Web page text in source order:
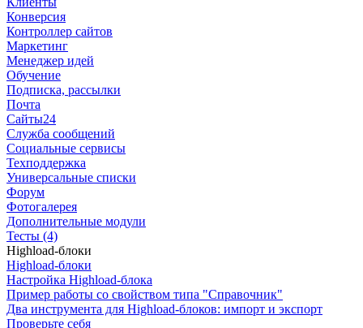
Конверсия
Контроллер сайтов
Маркетинг
Менеджер идей
Обучение
Подписка, рассылки
Почта
Сайты24
Служба сообщений
Социальные сервисы
Техподдержка
Универсальные списки
Форум
Фотогалерея
Дополнительные модули
Тесты (4)
Highload-блоки
Highload-блоки
Настройка Highload-блока
Пример работы со свойством типа "Справочник"
Два инструмента для Highload-блоков: импорт и экспорт
Проверьте себя